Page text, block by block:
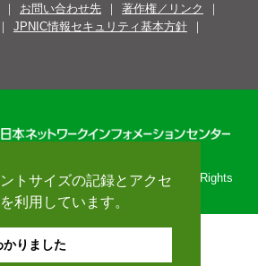
トサイズの記録とアクセ
利用しています。
かりました
お問い合わせ先
著作権／リンク
JPNIC情報セキュリティ基本方針
Network Information Center. All Rights
Reserved.